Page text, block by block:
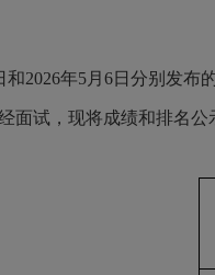
和2026年5月6日分别发布
面试，现将成绩和排名公